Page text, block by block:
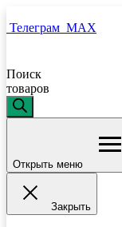
Телеграм MAX
Поиск
товаров
Открыть меню
Закрыть